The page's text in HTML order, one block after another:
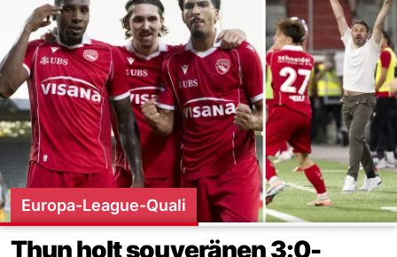
Europa-League-Quali
Thun holt souveränen 3:0-